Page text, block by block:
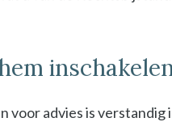
voor advies is verstandig